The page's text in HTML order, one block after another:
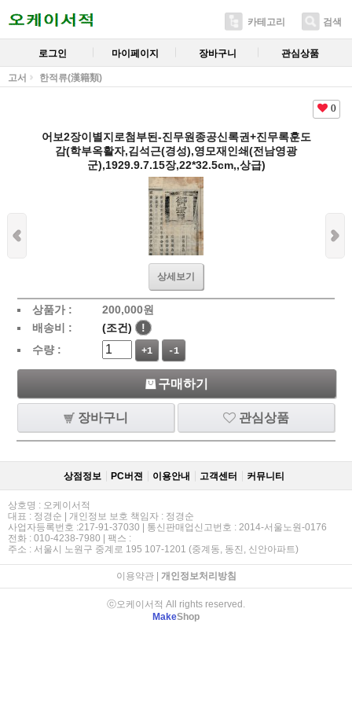
카테고리 검색
로그인 마이페이지 장바구니 관심상품
고서 한적류(漢籍類)
0
어보2장이별지로첨부된-진무원종공신록권+진무록훈도
감(학부옥활자,김석근(경성),영모재인쇄(전남영광
군),1929.9.7.15장,22*32.5cm,,상급)
상세보기
상품가 : 200,000원
배송비 :
(조건)
!
수량 :
+1 -1
구매하기
장바구니 관심상품
상점정보 PC버젼 이용안내 고객센터 커뮤니티
상호명 : 오케이서적
대표 : 정경순 | 개인정보 보호 책임자 : 정경순
사업자등록번호 :217-91-37030 | 통신판매업신고번호 : 2014-서울노원-0176
전화 : 010-4238-7980 | 팩스 :
주소 : 서울시 노원구 중계로 195 107-1201 (중계동, 동진, 신안아파트)
이용약관| 개인정보처리방침
ⓒ오케이서적 All rights reserved.
MakeShop